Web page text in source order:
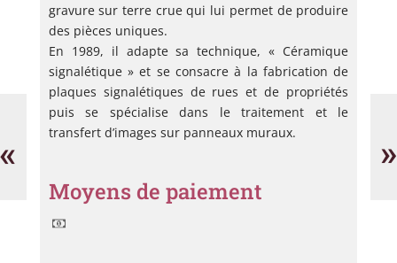
«
Céramique
Bruzzisi
»
gravure sur terre crue qui lui permet de produire
des pièces uniques.
En 1989, il adapte sa technique, « Céramique
signalétique » et se consacre à la fabrication de
plaques signalétiques de rues et de propriétés
puis se spécialise dans le traitement et le
transfert d’images sur panneaux muraux.
Moyens de paiement